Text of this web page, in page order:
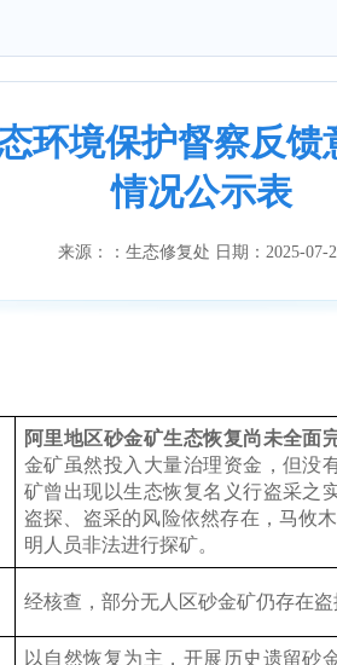
环境保护督察反馈
情况公示表
来源： ：生态修复处 日期： 2025-07-
阿里地区砂金矿生态恢复尚未全面
金矿虽然投入大量治理资金，但没
矿曾出现以生态恢复名义行盗采之
盗探、盗采的风险依然存在，马攸
明人员非法进行探矿。
经核查，部分无人区砂金矿仍存在盗
以自然恢复为主，开展历史遗留砂